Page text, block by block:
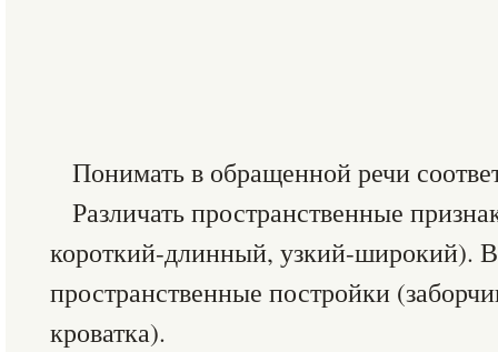
Понимать в обращенной речи
Различать пространственные
короткий-длинный, узкий-широкий).
пространственные постройки
кроватка).